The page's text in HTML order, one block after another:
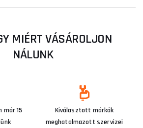
MIÉRT VÁSÁROLJON
NÁLUNK
már 15
Kiválasztott márkák
meghatalmazott szervizei